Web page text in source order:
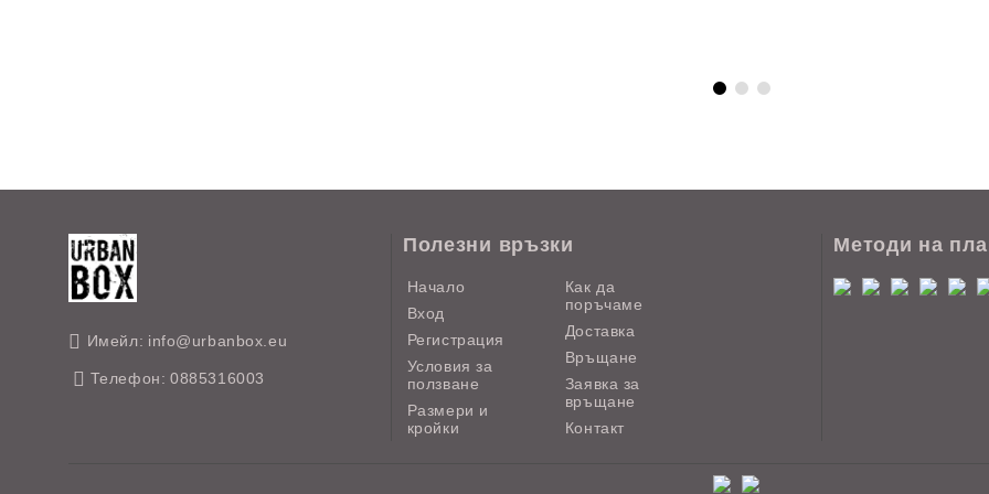
Имейл: info@urbanbox.eu
Телефон: 0885316003
Полезни връзки
Начало
Вход
Регистрация
Условия за
ползване
Размери и
кройки
Как да
поръчаме
Доставка
Връщане
Заявка за
връщане
Контакт
Методи на